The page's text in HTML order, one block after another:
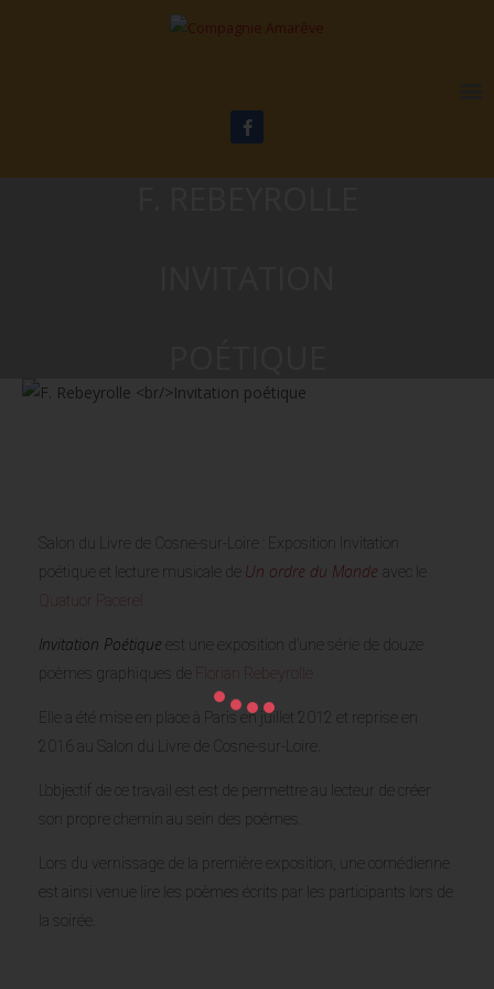
Salon du Livre de Cosne-sur-Loire : Exposition Invitation
poétique et lecture musicale de Un ordre du Monde
avec le
Quatuor Pacerel
Invitation Poétique est une exposition d’une série de douze
poèmes graphiques de
Florian Rebeyrolle
Elle a été mise en place à Paris en juillet 2012 et reprise en
2016 au Salon du Livre de Cosne-sur-Loire.
L’objectif de ce travail est est de permettre au lecteur de créer
son propre chemin au sein des poèmes.
Lors du vernissage de la première exposition, une comédienne
est ainsi venue lire les poèmes écrits par les participants lors de
la soirée.